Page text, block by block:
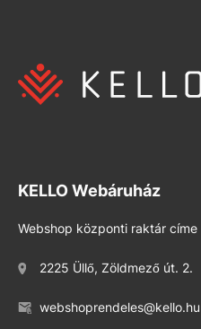
KELLO Webáruház
Webshop központi raktár címe
2225 Üllő, Zöldmező út. 2.
webshoprendeles@kello.hu